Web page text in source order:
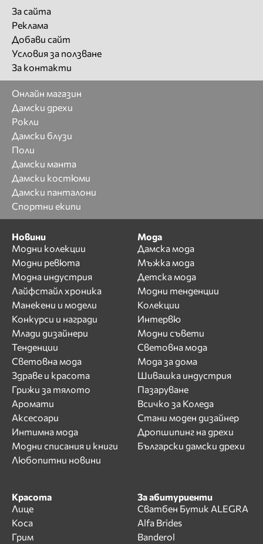
За сайта
Реклама
Добави сайт
Условия за ползване
За контакти
Онлайн магазин
Дамски дрехи
Рокли
Дамски блузи
Поли
Дамски манта
Дамски костюми
Дамски панталони
Спортни екипи
Новини
Модни колекции
Модни ревюта
Модна индустрия
Лайфстайл хроника
Манекени и модели
Конкурси и награди
Млади дизайнери
Тенденции
Световна мода
Здраве и красота
Грижи за тялото
Аромати
Аксесоари
Интимна мода
Модни списания и книги
Любопитни новини
Мода
Дамска мода
Мъжка мода
Детска мода
Модни тенденции
Колекции
Интервю
Модни съвети
Световна мода
Мода за дома
Шивашка индустрия
Пазаруване
Всичко за Коледа
Стани моден дизайнер
Дропшипинг на дрехи
Български дамски дрехи
Красота
Лице
Коса
Грим
За абитуриенти
Сватбен Бутик ALEGRA
Alfa Brides
Banderol